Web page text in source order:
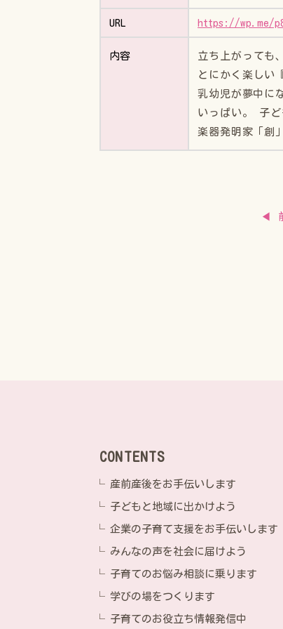
URL https://wp.me/
内容 立ち上がっても
とにかく楽しい
乳幼児が夢中に
いっぱい。 子ど
楽器発明家「創
◀
CONTENTS
産前産後をお手伝いします
子どもと地域に出かけよう
企業の子育て支援をお手伝いします
みんなの声を社会に届けよう
子育てのお悩み相談に乗ります
学びの場をつくります
子育てのお役立ち情報発信中